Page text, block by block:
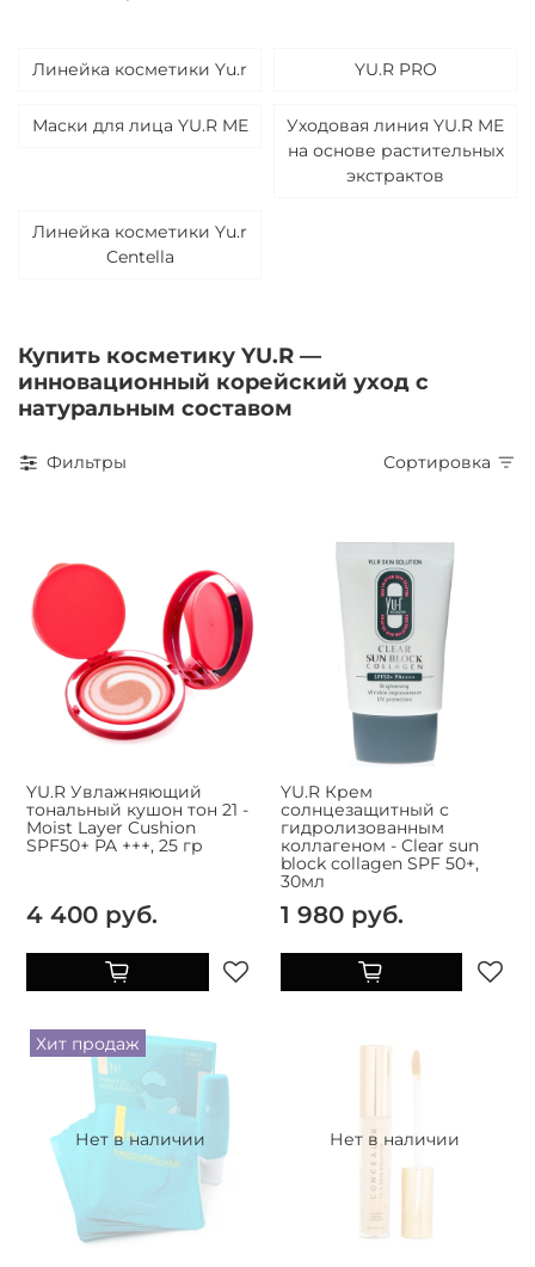
Линейка косметики Yu.r YU.R PRO
Маски для лица YU.R ME
Уходовая линия YU.R ME
на основе растительных
экстрактов
Линейка косметики Yu.r
Centella
Купить косметику YU.R —
инновационный корейский уход с
натуральным составом
Фильтры Сортировка
YU.R Увлажняющий
тональный кушон тон 21 -
Moist Layer Cushion
SPF50+ PA +++, 25 гр
4 400 руб.
YU.R Крем
солнцезащитный с
гидролизованным
коллагеном - Clear sun
block collagen SPF 50+,
30мл
1 980 руб.
Нет в наличии
Хит продаж
Нет в наличии